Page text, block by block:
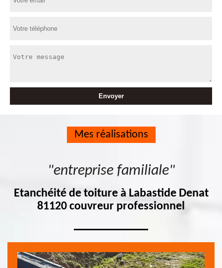
Mes réalisations
"entreprise familiale"
Etanchéité de toiture à Labastide Denat
81120 couvreur professionnel